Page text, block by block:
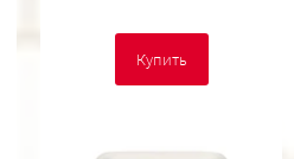
Купить